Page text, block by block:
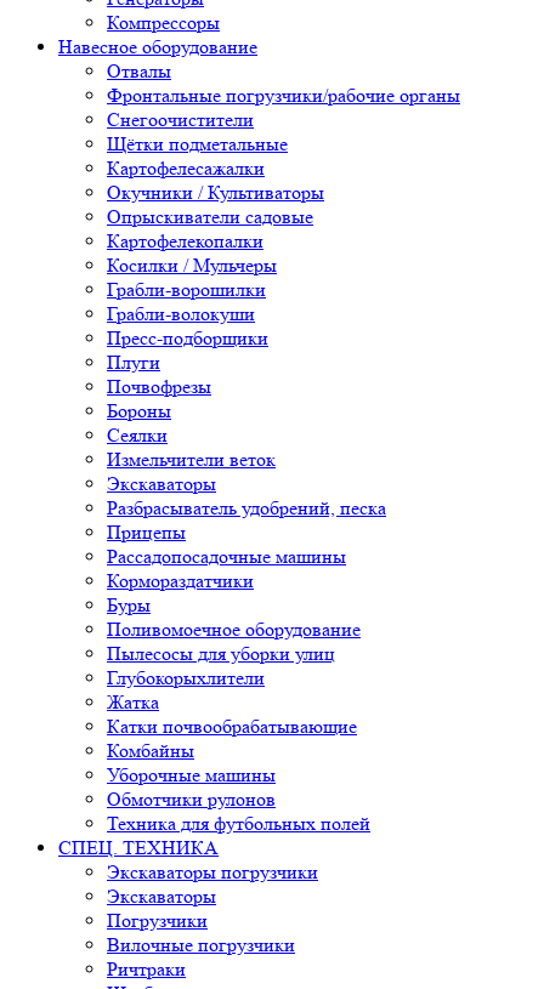
Компрессоры
Навесное оборудование
Отвалы
Фронтальные погрузчики/рабочие органы
Снегоочистители
Щётки подметальные
Картофелесажалки
Окучники / Культиваторы
Опрыскиватели садовые
Картофелекопалки
Косилки / Мульчеры
Грабли-ворошилки
Грабли-волокуши
Пресс-подборщики
Плуги
Почвофрезы
Бороны
Сеялки
Измельчители веток
Экскаваторы
Разбрасыватель удобрений, песка
Прицепы
Рассадопосадочные машины
Кормораздатчики
Буры
Поливомоечное оборудование
Пылесосы для уборки улиц
Глубокорыхлители
Жатка
Катки почвообрабатывающие
Комбайны
Уборочные машины
Обмотчики рулонов
Техника для футбольных полей
СПЕЦ. ТЕХНИКА
Экскаваторы погрузчики
Экскаваторы
Погрузчики
Вилочные погрузчики
Ричтраки